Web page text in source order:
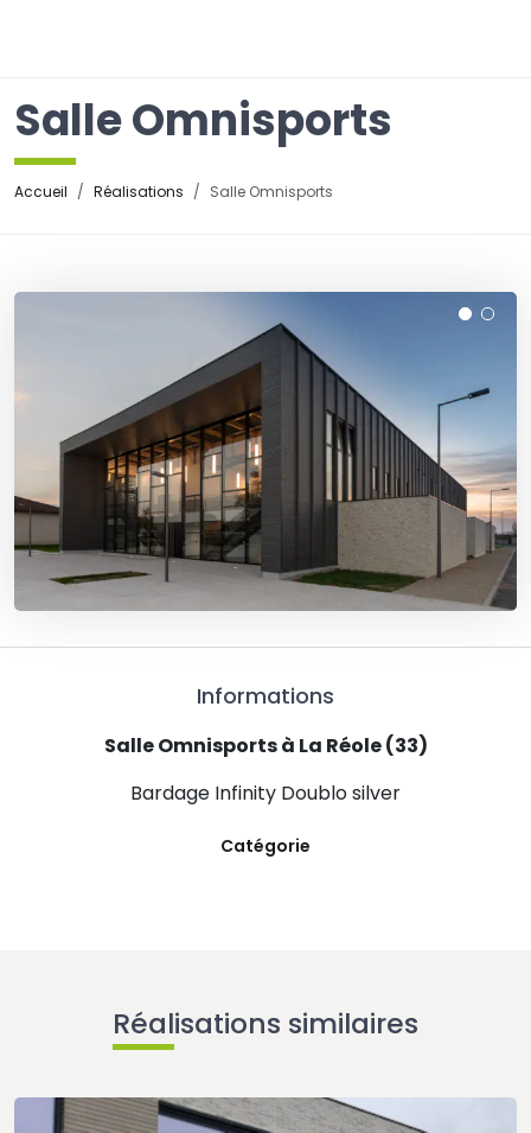
Salle Omnisports
Accueil Réalisations Salle Omnisports
Informations
Salle Omnisports à La Réole (33)
Bardage Infinity Doublo silver
Catégorie
Réalisations similaires